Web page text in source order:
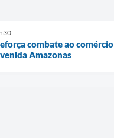
combate ao comércio
Amazonas